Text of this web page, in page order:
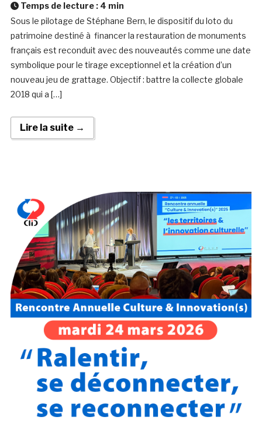
Temps de lecture : 4 min
Sous le pilotage de Stéphane Bern, le dispositif du loto du
patrimoine destiné à financer la restauration de monuments
français est reconduit avec des nouveautés comme une date
symbolique pour le tirage exceptionnel et la création d’un
nouveau jeu de grattage. Objectif : battre la collecte globale
2018 qui a […]
Lire la suite →